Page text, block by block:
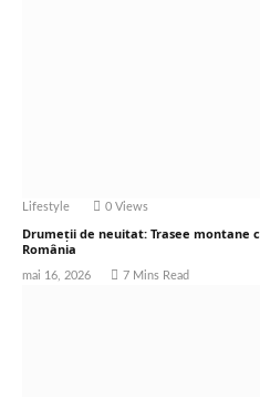
Lifestyle 0 Views
Drumeții de neuitat: Trasee montane
România
mai 16, 2026 7 Mins Read